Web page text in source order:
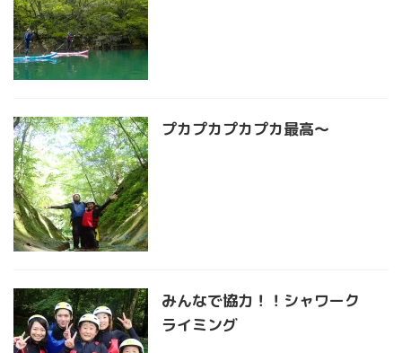
プカプカプカプカ最高〜
みんなで協力！！シャワーク
ライミング